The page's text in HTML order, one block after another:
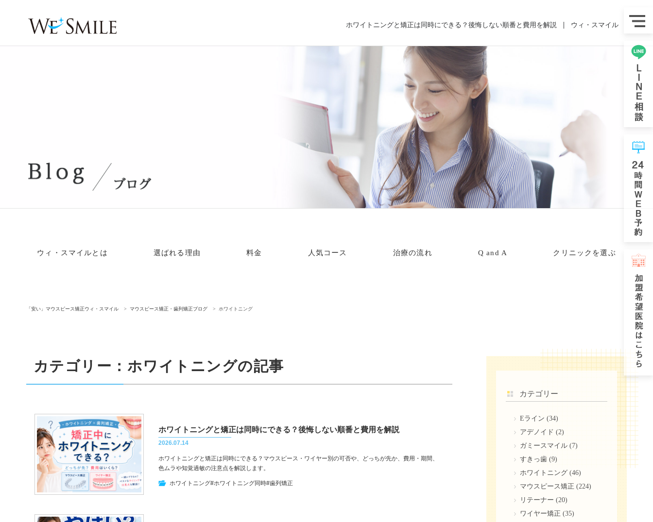
ホワイトニングと矯正は同時にできる？後悔しない順番と費用を解説 ウィ・スマイル
ウィ・スマイルとは 選ばれる理由 料金 人気コース 治療の流れ Q and A クリニックを選ぶ
「安い」マウスピース矯正ウィ・スマイル マウスピース矯正・歯列矯正ブログ ホワイトニング
カテゴリー：ホワイトニングの記事
ホワイトニングと矯正は同時にできる？後悔しない順番と費用を解説
2026.07.14
ホワイトニングと矯正は同時にできる？マウスピース・ワイヤー別の可否や、どっちが先か、費用・期間、
色ムラや知覚過敏の注意点を解説します。
ホワイトニング#ホワイトニング同時#歯列矯正
カテゴリー
Eライン (34)
アデノイド (2)
ガミースマイル(7)
すきっ歯(9)
ホワイトニング(46)
マウスピース矯正 (224)
リテーナー (20)
ワイヤー矯正 (35)